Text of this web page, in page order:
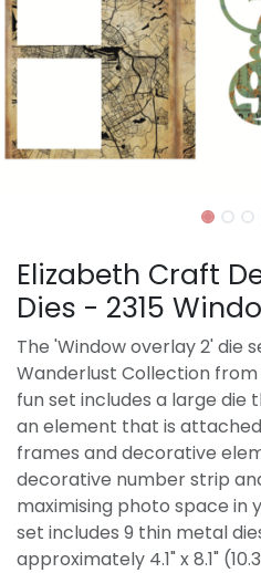
Elizabeth Craft
Dies - 2315
The 'Window overlay 2' die
Wanderlust Collection from
fun set includes a large die
an element that is
frames and decorative
decorative number strip
maximising photo space in
set includes 9 thin metal
approximately 4.1" x 8.1"